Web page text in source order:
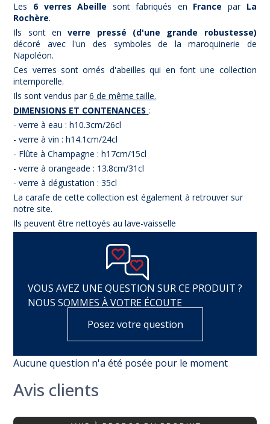
Les 6 verres Abeille sont fabriqués en France par La
Rochère.
Ils sont enverre pressé (d'une grande robustesse)
décoré avec l'un des symboles de la maroquinerie de
Napoléon.
Ces verres sont ornés d'abeilles qui en font une collection
intemporelle.
Ils sont vendus par6 de même taille.
DIMENSIONS ET CONTENANCES :
- verre à eau : h10.3cm/26cl
- verre à vin : h14.1cm/24cl
- Flûte à Champagne : h17cm/15cl
- verre à orangeade : 13.8cm/31cl
- verre à dégustation : 35cl
La carafe de cette collection est également à retrouver sur
notre site.
Ils peuvent être nettoyés au lave-vaisselle
VOUS AVEZ UNE QUESTION SUR CE PRODUIT ?
NOUS SOMMES À VOTRE ÉCOUTE
Posez votre question
Aucune question n'a été posée pour le moment
Avis clients